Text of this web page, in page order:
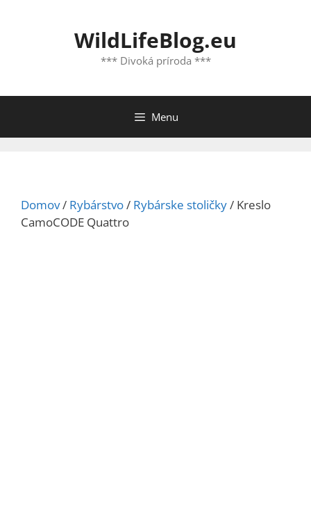
WildLifeBlog.eu
*** Divoká príroda ***
Menu
Domov/ Rybárstvo/ Rybárske stoličky/ Kreslo
CamoCODE Quattro